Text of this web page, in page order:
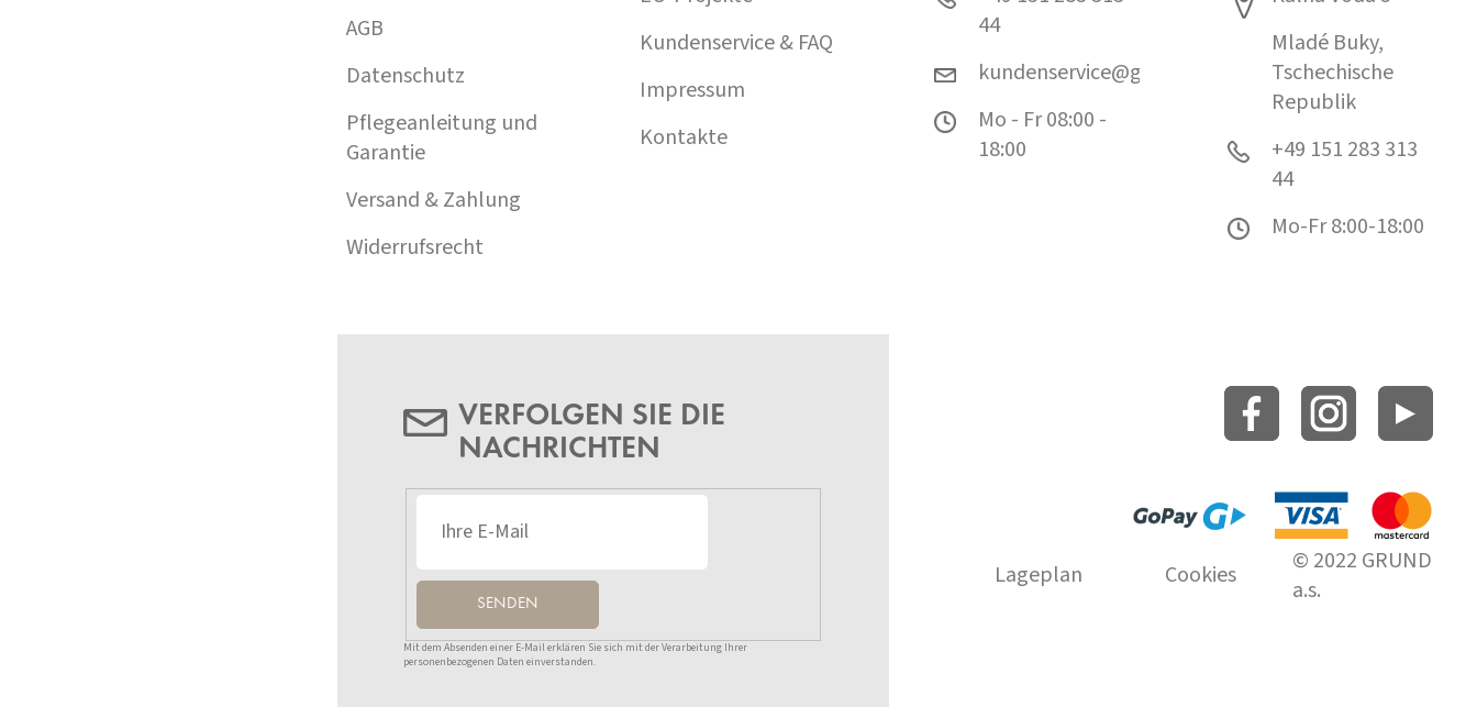
AGB
Datenschutz
Pflegeanleitung und
Garantie
Versand & Zahlung
Widerrufsrecht
Kundenservice & FAQ
Impressum
Kontakte
44
kundenservice@grund.cz
Mo - Fr 08:00 -
18:00
Mladé Buky,
Tschechische
Republik
+49 151 283 313
44
Mo-Fr 8:00-18:00
VERFOLGEN SIE DIE
NACHRICHTEN
SENDEN
Mit dem Absenden einer E-Mail erklären Sie sich mit der Verarbeitung Ihrer
personenbezogenen Daten einverstanden.
Lageplan Cookies
© 2022 GRUND
a.s.